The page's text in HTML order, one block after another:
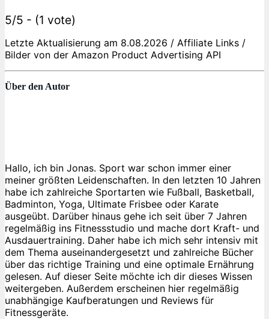
5/5 - (1 vote)
Letzte Aktualisierung am 8.08.2026 / Affiliate Links /
Bilder von der Amazon Product Advertising API
Über den Autor
Hallo, ich bin Jonas. Sport war schon immer einer
meiner größten Leidenschaften. In den letzten 10 Jahren
habe ich zahlreiche Sportarten wie Fußball, Basketball,
Badminton, Yoga, Ultimate Frisbee oder Karate
ausgeübt. Darüber hinaus gehe ich seit über 7 Jahren
regelmäßig ins Fitnessstudio und mache dort Kraft- und
Ausdauertraining. Daher habe ich mich sehr intensiv mit
dem Thema auseinandergesetzt und zahlreiche Bücher
über das richtige Training und eine optimale Ernährung
gelesen. Auf dieser Seite möchte ich dir dieses Wissen
weitergeben. Außerdem erscheinen hier regelmäßig
unabhängige Kaufberatungen und Reviews für
Fitnessgeräte.